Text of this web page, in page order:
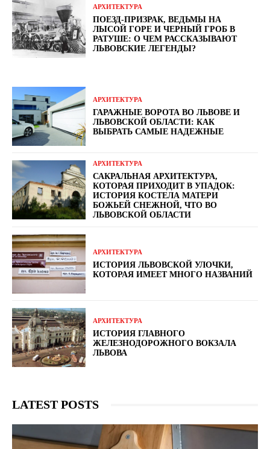
АРХИТЕКТУРА
ПОЕЗД-ПРИЗРАК, ВЕДЬМЫ НА
ЛЫСОЙ ГОРЕ И ЧЕРНЫЙ ГРОБ В
РАТУШЕ: О ЧЕМ РАССКАЗЫВАЮТ
ЛЬВОВСКИЕ ЛЕГЕНДЫ?
АРХИТЕКТУРА
ГАРАЖНЫЕ ВОРОТА ВО ЛЬВОВЕ И
ЛЬВОВСКОЙ ОБЛАСТИ: КАК
ВЫБРАТЬ САМЫЕ НАДЕЖНЫЕ
АРХИТЕКТУРА
САКРАЛЬНАЯ АРХИТЕКТУРА,
КОТОРАЯ ПРИХОДИТ В УПАДОК:
ИСТОРИЯ КОСТЕЛА МАТЕРИ
БОЖЬЕЙ СНЕЖНОЙ, ЧТО ВО
ЛЬВОВСКОЙ ОБЛАСТИ
АРХИТЕКТУРА
ИСТОРИЯ ЛЬВОВСКОЙ УЛОЧКИ,
КОТОРАЯ ИМЕЕТ МНОГО НАЗВАНИЙ
АРХИТЕКТУРА
ИСТОРИЯ ГЛАВНОГО
ЖЕЛЕЗНОДОРОЖНОГО ВОКЗАЛА
ЛЬВОВА
LATEST POSTS